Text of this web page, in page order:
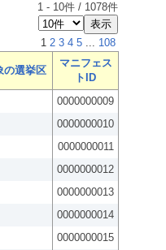
1 - 10件 / 1078件
1 2 3 4 5 ... 108
の選挙区
マニフェス
トID
0000000009
0000000010
0000000011
0000000012
0000000013
0000000014
0000000015